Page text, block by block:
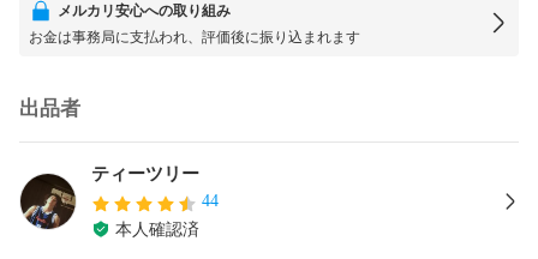
メルカリ安心への取り組み
お金は事務局に支払われ、評価後に振り込まれます
出品者
ティーツリー
44
本人確認済